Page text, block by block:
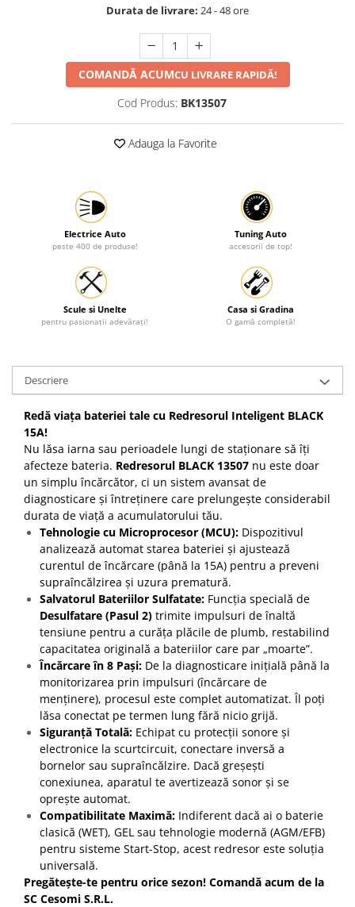
Tunuri de caldura si aeroteme
Utilaje constructie
Durata de livrare: 24 - 48 ore
COMANDĂ ACUMCU LIVRARE RAPIDĂ!
Cod Produs: BK13507
Adauga la Favorite
Electrice Auto
peste 400 de produse!
Tuning Auto
accesorii de top!
Scule si Unelte
pentru pasionații adevărați!
Casa si Gradina
O gamă completă!
Descriere
Redă viața bateriei tale cu Redresorul Inteligent BLACK
15A!
Nu lăsa iarna sau perioadele lungi de staționare să îți
afecteze bateria. Redresorul BLACK 13507 nu este doar
un simplu încărcător, ci un sistem avansat de
diagnosticare și întreținere care prelungește considerabil
durata de viață a acumulatorului tău.
Tehnologie cu Microprocesor (MCU): Dispozitivul
analizează automat starea bateriei și ajustează
curentul de încărcare (până la 15A) pentru a preveni
supraîncălzirea și uzura prematură.
Salvatorul Bateriilor Sulfatate: Funcția specială de
Desulfatare (Pasul 2) trimite impulsuri de înaltă
tensiune pentru a curăța plăcile de plumb, restabilind
capacitatea originală a bateriilor care par „moarte”.
Încărcare în 8 Pași: De la diagnosticare inițială până la
monitorizarea prin impulsuri (încărcare de
menținere), procesul este complet automatizat. Îl poți
lăsa conectat pe termen lung fără nicio grijă.
Siguranță Totală: Echipat cu protecții sonore și
electronice la scurtcircuit, conectare inversă a
bornelor sau supraîncălzire. Dacă greșești
conexiunea, aparatul te avertizează sonor și se
oprește automat.
Compatibilitate Maximă: Indiferent dacă ai o baterie
clasică (WET), GEL sau tehnologie modernă (AGM/EFB)
pentru sisteme Start-Stop, acest redresor este soluția
universală.
Pregătește-te pentru orice sezon! Comandă acum de la
SC Cesomi S.R.L.